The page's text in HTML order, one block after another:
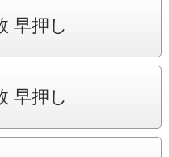
早押し
早押し